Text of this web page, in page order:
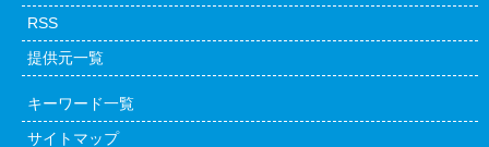
RSS
提供元一覧
キーワード一覧
サイトマップ